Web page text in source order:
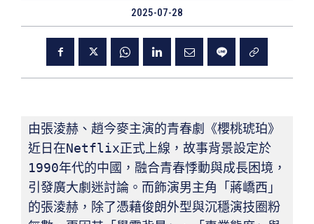
2025-07-28
由張淩赫、趙今麥主演的青春劇《櫻桃琥珀》
近日在Netflix正式上線，故事背景設定於
1990年代的中國，融合青春悸動與成長困境，
引發廣大劇迷討論。而飾演男主角「蔣嶠西」
的張淩赫，除了憑藉俊朗外型與沉穩演技圈粉